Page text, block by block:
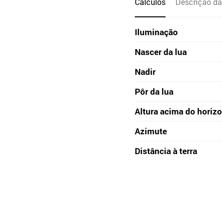
Iluminação
Nascer da lua
Nadir
Pôr da lua
Altura acima do
Azimute
Distância à terra